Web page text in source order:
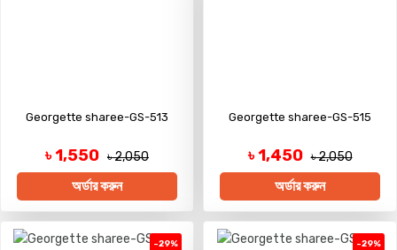
Georgette sharee-GS-513
৳ 1,550 ৳ 2,050
অর্ডার করুন
Georgette sharee-GS-515
৳ 1,450 ৳ 2,050
অর্ডার করুন
-29% -29%